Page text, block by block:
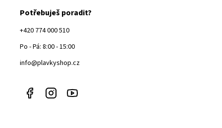
Potřebuješ poradit?
+420 774 000 510
Po - Pá: 8:00 - 15:00
info@plavkyshop.cz